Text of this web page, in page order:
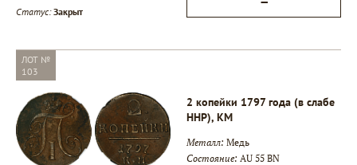
Статус:Закрыт
ЛОТ №
103
2 копейки 1797 года (в слабе
ННР), КМ
Металл: Медь
Состояние: AU 55 BN